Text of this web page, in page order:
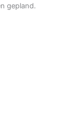
gepland.